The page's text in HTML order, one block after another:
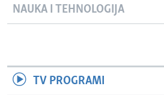
NAUKA I TEHNOLOGIJA
TV PROGRAMI